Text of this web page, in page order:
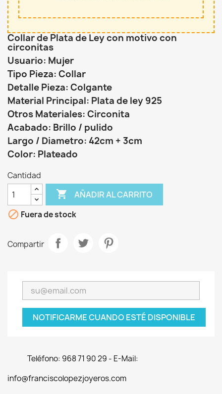
Collar de Plata de Ley con motivo con
circonitas
Usuario: Mujer
Tipo Pieza: Collar
Detalle Pieza: Colgante
Material Principal: Plata de ley 925
Otros Materiales: Circonita
Acabado: Brillo / pulido
Largo / Diametro: 42cm + 3cm
Color: Plateado
Cantidad
 AÑADIR AL CARRITO
 Fuera de stock
Compartir
NOTIFICARME CUANDO ESTÉ DISPONIBLE
Teléfono: 968 71 90 29 - E-Mail:
info@franciscolopezjoyeros.com